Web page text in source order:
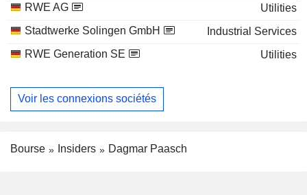
RWE AG
Utilities
Stadtwerke Solingen GmbH
Industrial Services
RWE Generation SE
Utilities
Voir les connexions sociétés
Bourse Insiders Dagmar Paasch